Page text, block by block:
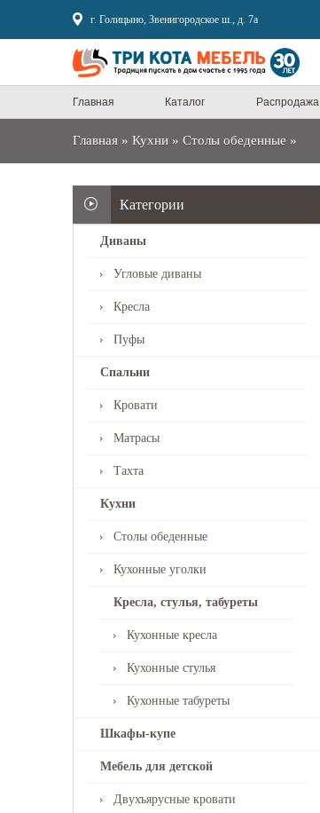
г. Голицыно, Звенигородское ш., д. 7а
Главная Каталог Распродажа
Главная » Кухни » Столы обеденные »
Категории
Диваны
Угловые диваны
Кресла
Пуфы
Спальни
Кровати
Матрасы
Тахта
Кухни
Столы обеденные
Кухонные уголки
Кресла, стулья, табуреты
Кухонные кресла
Кухонные стулья
Кухонные табуреты
Шкафы-купе
Мебель для детской
Двухъярусные кровати